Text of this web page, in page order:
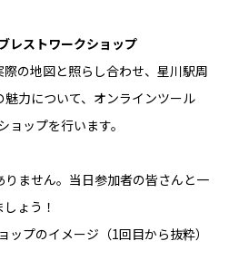
ストワークショップ
の地図と照らし合わせ、星川駅周
力について、オンラインツール
ョップを行います。
ません。当日参加者の皆さんと一
ょう！
プのイメージ（1回目から抜粋）